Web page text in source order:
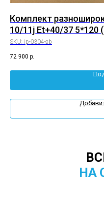
Комплект
10/11j Et+40/37 5*120
SKU: ip-0304-ab
72 900 р.
НА